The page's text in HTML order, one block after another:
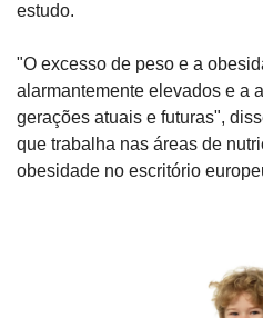
estudo.
"O excesso de peso e a
alarmantemente elevados e a
gerações atuais e futuras",
que trabalha nas áreas de
obesidade no escritório